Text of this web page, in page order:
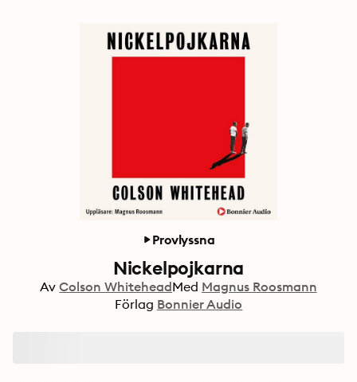
Provlyssna
Nickelpojkarna
Av Colson WhiteheadMed Magnus Roosmann
Förlag Bonnier Audio